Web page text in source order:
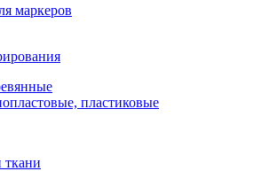
маркеров
пластиковые
ткани